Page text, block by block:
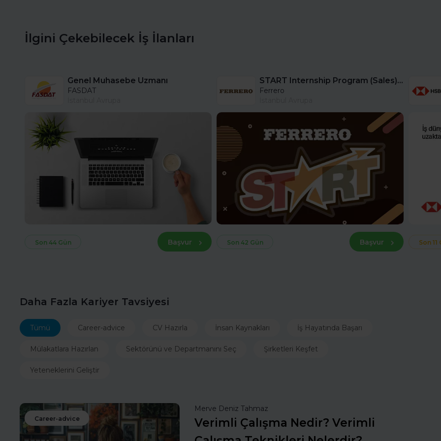
İlgini Çekebilecek İş İlanları
Genel Muhasebe Uzmanı
FASDAT
Son 44 Gün Başvur
START Internship Program (Sales) - Istanbul
Ferrero
Son 42 Gün Başvur Son 11
Daha Fazla Kariyer Tavsiyesi
Tümü Career-advice CV Hazırla İnsan Kaynakları İş Hayatında Başarı
Mülakatlara Hazırlan Sektörünü ve Departmanını Seç Şirketleri Keşfet
Yeteneklerini Geliştir
Career-advice
Merve Deniz Tahmaz
Verimli Çalışma Nedir? Verimli